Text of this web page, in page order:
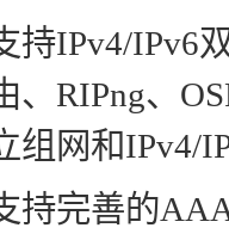
持IPv4/IPv6
、RIPng、
组网和IPv4/
持完善的